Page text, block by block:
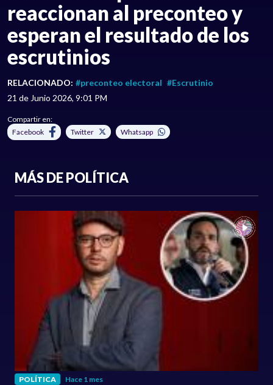
reaccionan al preconteo y
esperan el resultado de los
escrutinios
RELACIONADO: #preconteo electoral #Escrutinio
21 de Junio 2026, 9:01 PM
Compartir en:
Facebook
Twitter Whatsapp
MÁS DE POLÍTICA
POLÍTICA Hace 1 mes